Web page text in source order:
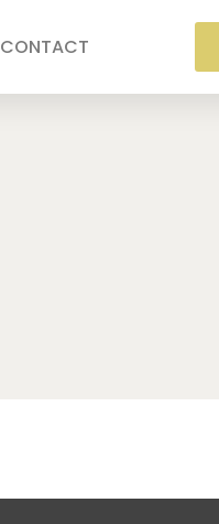
CONTACT